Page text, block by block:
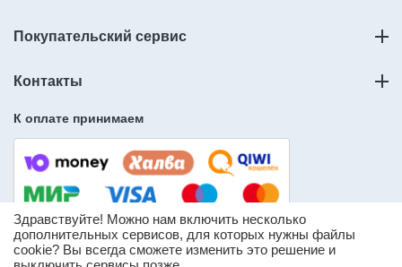
Покупательский сервис
Контакты
К оплате принимаем
© ООО «Слорос» – продажа мебельной фурнитуры.
Здравствуйте! Можно нам включить несколько
дополнительных сервисов, для которых нужны файлы
cookie? Вы всегда сможете изменить это решение и